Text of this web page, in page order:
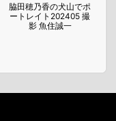
脇田穂乃香の犬山でポ
ートレイト202405 撮
影 魚住誠一